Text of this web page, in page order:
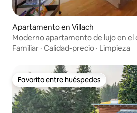
Apartamento en Villach
Moderno apartamento de lujo en el
Familiar · Calidad-precio · Limpieza
Favorito entre huéspedes
Favorito entre huéspedes